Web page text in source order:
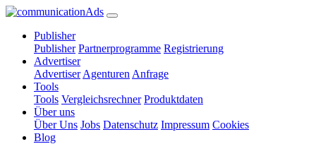
Publisher
Publisher Partnerprogramme Registrierung
Advertiser
Advertiser Agenturen Anfrage
Tools
Tools Vergleichsrechner Produktdaten
Über uns
Über Uns Jobs Datenschutz Impressum Cookies
Blog